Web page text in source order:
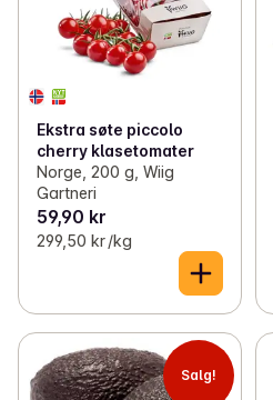
Ekstra søte piccolo
cherry klasetomater
Norge, 200 g, Wiig
Gartneri
59,90 kr
299,50 kr /kg
Salg!